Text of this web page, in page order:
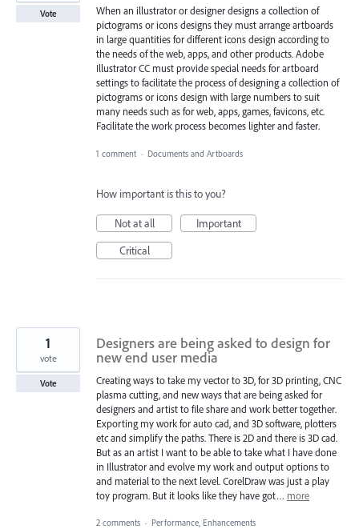
When an illustrator or designer designs a collection of
pictograms or icons designs they must arrange artboards
in large quantities for different icons design according to
the needs of the web, apps, and other products. Adobe
Illustrator CC must provide special needs for artboard
settings to facilitate the process of designing a collection of
pictograms or icons design with large numbers to suit
many needs such as for web, apps, games, favicons, etc.
Facilitate the work process becomes lighter and faster.
Vote
1 comment · Documents and Artboards
How important is this to you?
Not at all
Important
Critical
Designers are being asked to design for
new end user media
Creating ways to take my vector to 3D, for 3D printing, CNC
plasma cutting, and new ways that are being asked for
designers and artist to file share and work better together.
Exporting my work for auto cad, and 3D software, plotters
etc and simplify the paths. There is 2D and there is 3D cad.
But as an artist I want to be able to take what I have done
in Illustrator and evolve my work and output options to
and material to the next level. CorelDraw was just a play
toy program. But it looks like they have got… more
1
vote
Vote
2 comments · Performance, Enhancements